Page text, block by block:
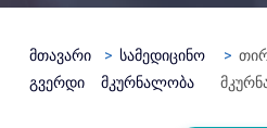
მთავარი
გვერდი
სამედიცინო
მკურნალობა